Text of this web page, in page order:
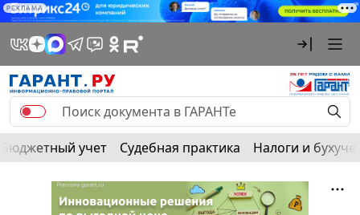
РЕКЛАМА
Бюджетный учет Судебная практика Налоги и